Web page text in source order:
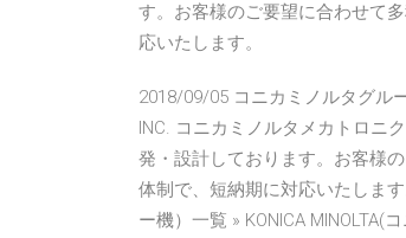
す。お客様のご要望に合わせて
応いたします。
2018/09/05 コニカミノルタグル
INC. コニカミノルタメカトロニ
発・設計しております。お客様
体制で、短納期に対応いたしま
ー機）一覧 » KONICA MINOLTA(